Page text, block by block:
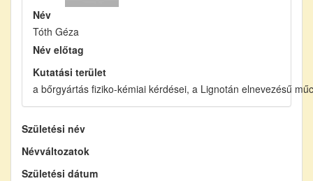
Név
Tóth Géza
Név előtag
Kutatási terület
a bőrgyártás fiziko-kémiai kérdései, a Lignotán elnevezésű
Születési név
Névváltozatok
Születési dátum